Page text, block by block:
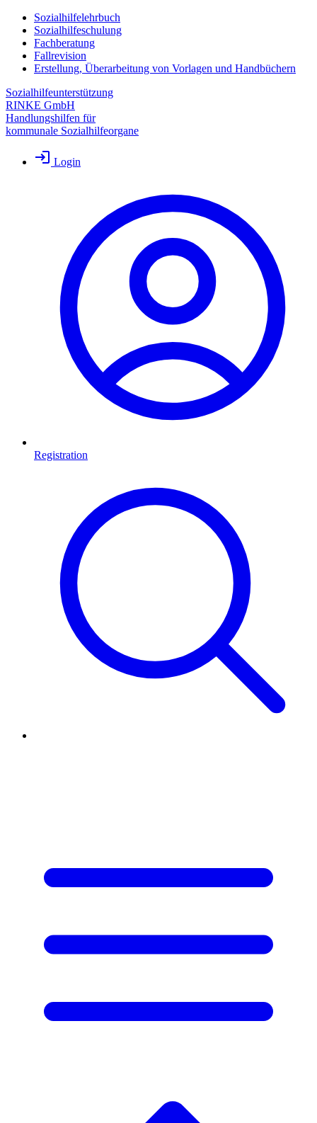
Sozialhilfelehrbuch
Sozialhilfeschulung
Fachberatung
Fallrevision
Erstellung, Überarbeitung von Vorlagen und Handbüchern
Sozialhilfeunterstützung
RINKE GmbH
Handlungshilfen für
kommunale Sozialhilfeorgane
Login
Registration